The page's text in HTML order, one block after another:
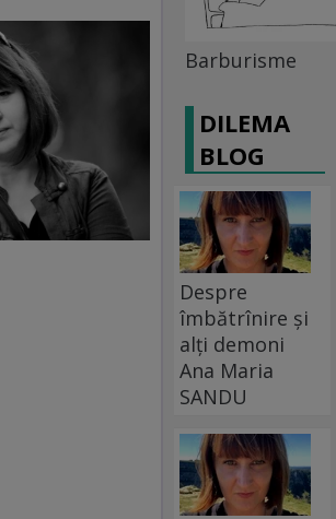
Barburisme
DILEMA
BLOG
Despre
îmbătrînire și
alți demoni
Ana Maria
SANDU